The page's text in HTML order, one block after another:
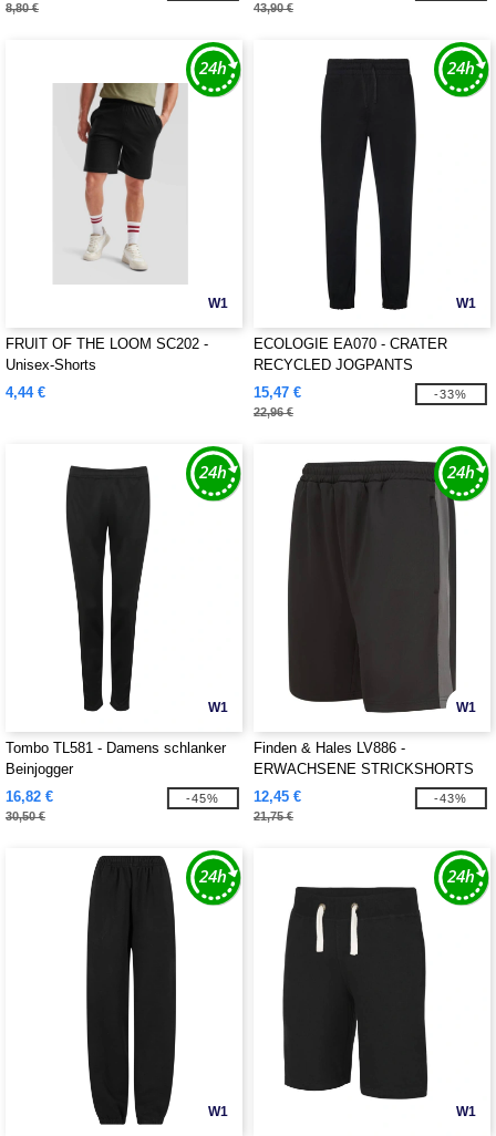
8,80 € 43,90 €
W1
FRUIT OF THE LOOM SC202 -
Unisex-Shorts
4,44 €
W1
ECOLOGIE EA070 - CRATER
RECYCLED JOGPANTS
15,47 €
22,96 €
-33%
W1
Tombo TL581 - Damens schlanker
Beinjogger
16,82 €
30,50 €
-45%
W1
Finden & Hales LV886 -
ERWACHSENE STRICKSHORTS
MIT
REISSVERSCHLUSSTASCHEN
12,45 €
21,75 €
-43%
W1 W1